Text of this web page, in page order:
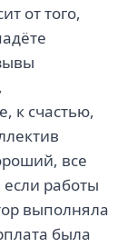
от того,
к счастью,
все
работы
выполняла
была